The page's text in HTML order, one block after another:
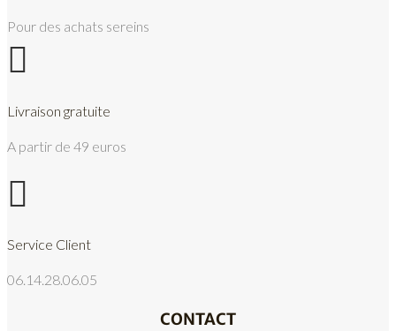
Pour des achats sereins

Livraison gratuite
A partir de 49 euros

Service Client
06.14.28.06.05
CONTACT